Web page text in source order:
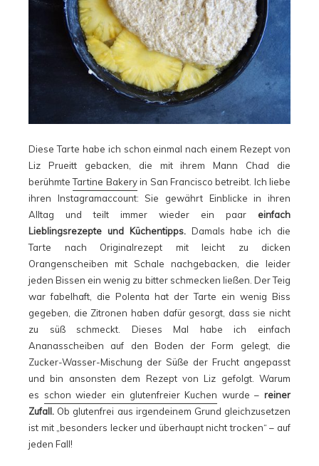
Diese Tarte habe ich schon einmal nach einem Rezept von
Liz Prueitt gebacken, die mit ihrem Mann Chad die
berühmteTartine Bakeryin San Francisco betreibt. Ich liebe
ihren Instagramaccount: Sie gewährt Einblicke in ihren
Alltag und teilt immer wieder ein paar einfach
Lieblingsrezepte und Küchentipps.Damals habe ich die
Tarte nach Originalrezept mit leicht zu dicken
Orangenscheiben mit Schale nachgebacken, die leider
jeden Bissen ein wenig zu bitter schmecken ließen. Der Teig
war fabelhaft, die Polenta hat der Tarte ein wenig Biss
gegeben, die Zitronen haben dafür gesorgt, dass sie nicht
zu süß schmeckt. Dieses Mal habe ich einfach
Ananasscheiben auf den Boden der Form gelegt, die
Zucker-Wasser-Mischung der Süße der Frucht angepasst
und bin ansonsten dem Rezept von Liz gefolgt. Warum
es schon wieder ein glutenfreier Kuchen wurde – reiner
Zufall. Ob glutenfrei aus irgendeinem Grund gleichzusetzen
ist mit „besonders lecker und überhaupt nicht trocken“ – auf
jeden Fall!